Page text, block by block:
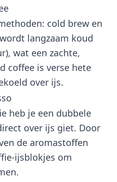
cold brew en
langzaam koud
wat een zachte,
coffee is verse hete
over ijs.
heb je een dubbele
over ijs giet. Door
de aromastoffen
ijsblokjes om